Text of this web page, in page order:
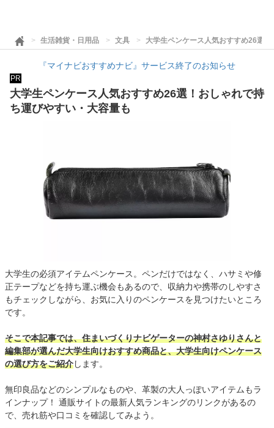
生活雑貨・日用品 文具 大学生ペンケース人気おすすめ26選
『マイナビおすすめナビ』サービス終了のお知らせ
PR
大学生ペンケース人気おすすめ26選！おしゃれで持
ち運びやすい・大容量も
大学生の必須アイテムペンケース。ペンだけではなく、ハサミや修
正テープなどを持ち運ぶ機会もあるので、収納力や携帯のしやすさ
もチェックしながら、お気に入りのペンケースを見つけたいところ
です。
そこで本記事では、住まいづくりナビゲーターの神村さゆりさんと
編集部が選んだ大学生向けおすすめ商品と、大学生向けペンケース
の選び方をご紹介します。
無印良品などのシンプルなものや、革製の大人っぽいアイテムもラ
インナップ！ 通販サイトの最新人気ランキングのリンクがあるの
で、売れ筋や口コミを確認してみよう。